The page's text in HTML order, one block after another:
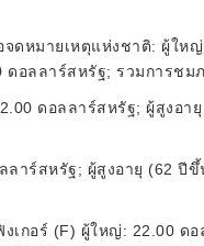
ดหมายเหตุแห่งชาติ: ผู้ใ
ดอลลาร์สหรัฐ; รวมการช
ดอลลาร์สหรัฐ; ผู้สูงอา
ร์สหรัฐ; ผู้สูงอายุ (62 ปีขึ้
เกอร์ (F) ผู้ใหญ่: 22.00 ด